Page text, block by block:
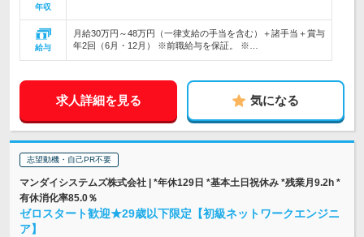
年収
給与
月給30万円～48万円（一律支給の手当を含む）＋諸手当＋賞与
年2回（6月・12月） ※前職給与を保証。 ※…
求人詳細を見る 気になる
志望動機・自己PR不要
マンダイシステムズ株式会社 | *年休129日 *基本土日祝休み *残業月9.2h *
有休消化率85.0％
ゼロスタート歓迎★29歳以下限定【初級ネットワークエンジニ
ア】